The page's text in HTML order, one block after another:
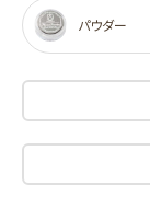
パウダー